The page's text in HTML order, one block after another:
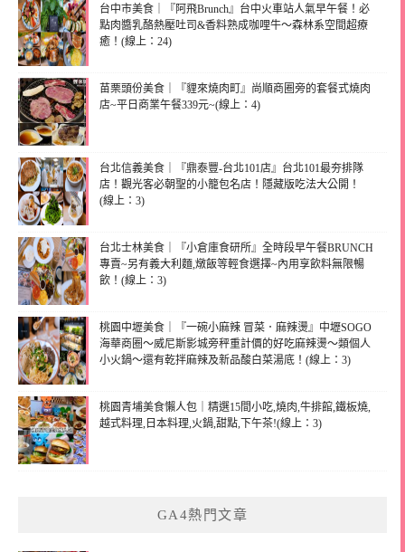
台中市美食｜『阿飛Brunch』台中火車站人氣早午餐！必
點肉醬乳酪熱壓吐司&香料熟成咖哩牛～森林系空間超療
癒！(線上：24)
苗栗頭份美食｜『貍來燒肉町』尚順商圈旁的套餐式燒肉
店~平日商業午餐339元~(線上：4)
台北信義美食｜『鼎泰豐-台北101店』台北101最夯排隊
店！觀光客必朝聖的小籠包名店！隱藏版吃法大公開！
(線上：3)
台北士林美食｜『小倉庫食研所』全時段早午餐BRUNCH
專賣~另有義大利麵,燉飯等輕食選擇~內用享飲料無限暢
飲！(線上：3)
桃園中壢美食｜『一碗小麻辣 冒菜．麻辣燙』中壢SOGO
海華商圈～威尼斯影城旁秤重計價的好吃麻辣燙～類個人
小火鍋～還有乾拌麻辣及新品酸白菜湯底！(線上：3)
桃園青埔美食懶人包｜精選15間小吃,燒肉,牛排館,鐵板燒,
越式料理,日本料理,火鍋,甜點,下午茶!(線上：3)
GA4熱門文章